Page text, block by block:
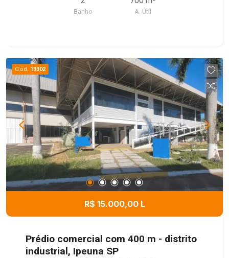
para estacionamento de veículos grandes, conta
com banheiros e escritório. Compartilhe - se área
comerciais, logísticas e de armazenamento,
oferecendo praticidade, funcionalidade e ótimo
aproveitamento dos espaços. Uma excelente
oportunidade para empresas que buscam um
local amplo e bem estruturado para suas
operações.
Banho A. Útil
Cód. 13302
R$ 15.000,00 L
Prédio comercial com 400 m - distrito
industrial, Ipeuna SP